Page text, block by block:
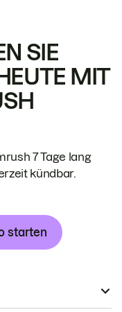
SIE
MIT
7 Tage lang
kündbar.
starten